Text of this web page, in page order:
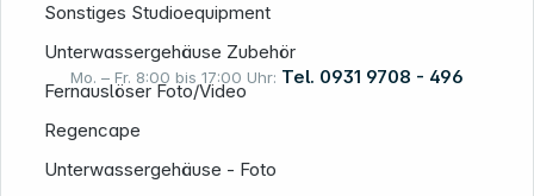
Mo. – Fr. 8:00 bis 17:00 Uhr: Tel. 0931 9708 - 496
Sonstiges Studioequipment
Unterwassergehäuse Zubehör
Fernauslöser Foto/Video
Regencape
Unterwassergehäuse - Foto
Rechtliches